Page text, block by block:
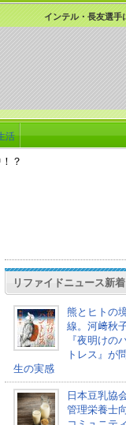
インテル・長友選手
活
？
リファイドニュース新着
熊とヒトの
線。河﨑秋
『夜明けの
トレス』が
生の実感
日本豆乳協会
管理栄養士